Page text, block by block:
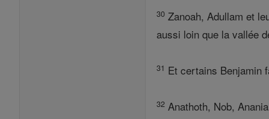
30 Zanoah, Adullam et
aussi loin que la vallée
31 Et certains Benjamin
32 Anathoth, Nob,